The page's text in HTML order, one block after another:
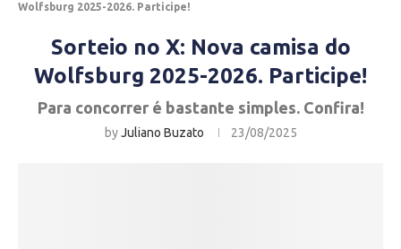
Wolfsburg 2025-2026. Participe!
Sorteio no X: Nova camisa do
Wolfsburg 2025-2026. Participe!
Para concorrer é bastante simples. Confira!
byJuliano Buzato 23/08/2025